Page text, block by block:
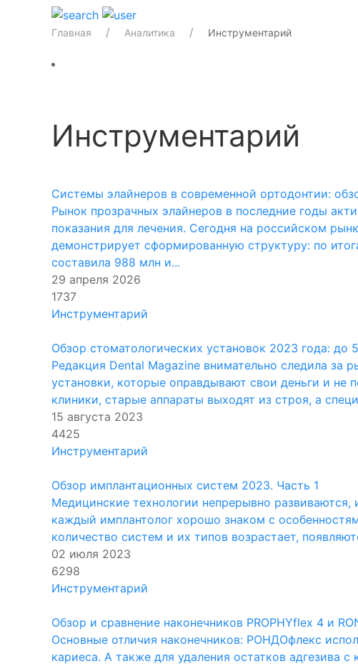
Главная Аналитика Инструментарий
Инструментарий
Системы элайнеров в современной ортодонтии:
Рынок прозрачных элайнеров в последние годы
показания для лечения. Сегодня на российском
демонстрирует сформированную структуру: по
составила 988 млн и...
29 апреля 2026
1737
Инструментарий
Обзор стоматологических установок 2023 года: до
Редакция Dental Magazine внимательно следила
установки, которые оправдывают свои деньги и не
клиники, старые аппараты выходят из строя, а
15 августа 2023
4425
Инструментарий
Обзор имплантационных систем 2023. Часть 1
Медицинские технологии непрерывно
каждый имплантолог хорошо знаком с
количество систем и их типов возрастает,
02 июля 2023
6298
Инструментарий
Обзор и сравнение наконечников PROPHYflex 4 и
Основные отличия наконечников: РОНДОфлекс
кариеса. А также для удаления остатков адгезива